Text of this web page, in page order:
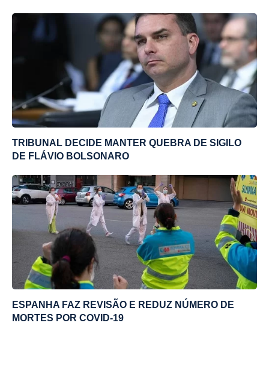
TRIBUNAL DECIDE MANTER QUEBRA DE SIGILO
DE FLÁVIO BOLSONARO
ESPANHA FAZ REVISÃO E REDUZ NÚMERO DE
MORTES POR COVID-19